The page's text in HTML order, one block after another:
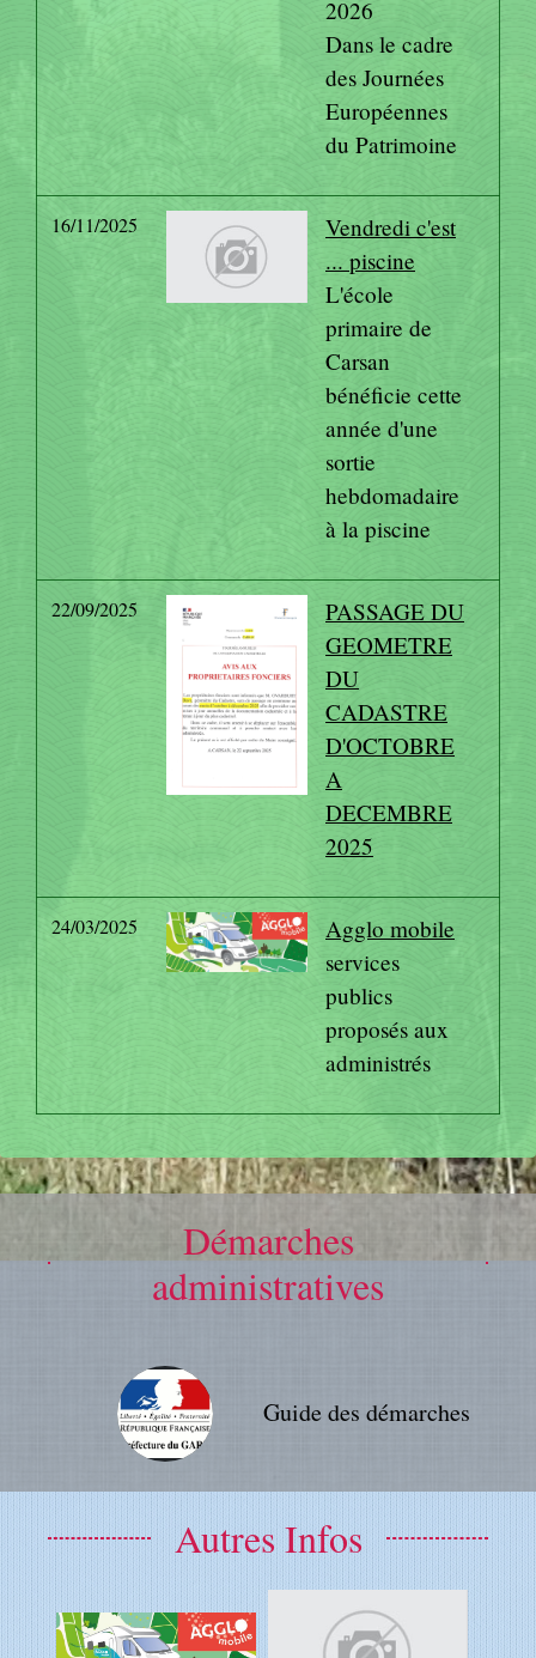
2026
Dans le cadre
des Journées
Européennes
du Patrimoine
16/11/2025
Vendredi c'est
... piscine
L'école
primaire de
Carsan
bénéficie cette
année d'une
sortie
hebdomadaire
à la piscine
22/09/2025
PASSAGE DU
GEOMETRE
DU
CADASTRE
D'OCTOBRE
A
DECEMBRE
2025
24/03/2025
Agglo mobile
services
publics
proposés aux
administrés
Démarches
administratives
Guide des démarches
Autres Infos